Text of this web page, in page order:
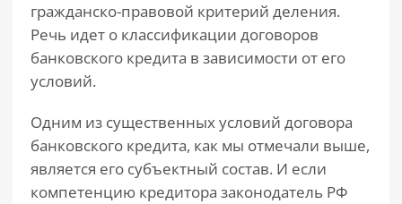
гражданско-правовой критерий деления.
Речь идет о классификации договоров
банковского кредита в зависимости от его
условий.
Одним из существенных условий договора
банковского кредита, как мы отмечали выше,
является его субъектный состав. И если
компетенцию кредитора законодатель РФ